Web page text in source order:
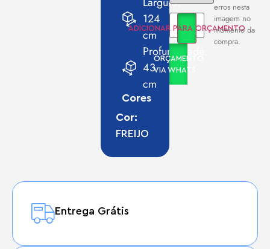
124
cm
Profundidade:
43
cm
Cores
Cor:
FREIJO
ADICIONAR PARA ORÇAMENTO
ORÇAMENTO
VIA WHATS
erros nesta
imagem no
momento da
compra.
Entrega Grátis